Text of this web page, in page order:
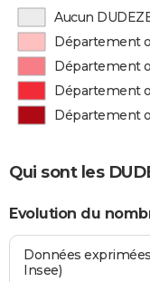
Aucun
Département
Département
Département
Département
Qui sont les
Evolution du
Données
Insee)